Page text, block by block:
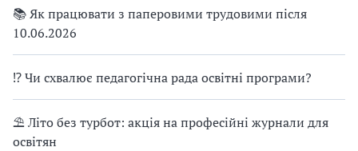
📚 Як працювати з паперовими трудовими після
10.06.2026
⁉ Чи схвалює педагогічна рада освітні програми?
⛱ Літо без турбот: акція на професійні журнали для
освітян